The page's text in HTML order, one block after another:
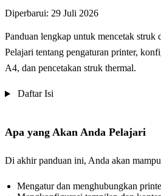
Diperbarui: 29 Juli 2026
Panduan lengkap untuk mencetak struk
Pelajari tentang pengaturan printer,
A4, dan pencetakan struk thermal.
Daftar Isi
Apa yang Akan Anda Pelajari
Di akhir panduan ini, Anda akan
Mengatur dan menghubungkan